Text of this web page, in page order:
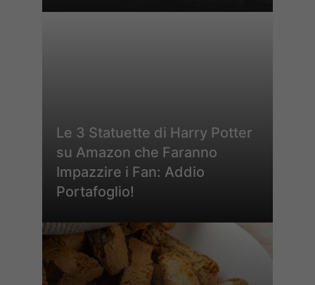
Le 3 Statuette di Harry Potter
su Amazon che Faranno
Impazzire i Fan: Addio
Portafoglio!